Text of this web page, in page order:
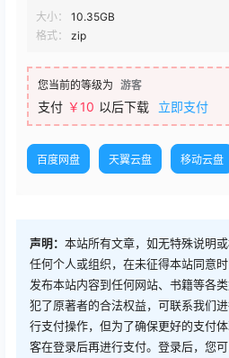
大小：
10.35GB
格式：
zip
您当前的等级为 游客
支付 ￥10 以后下载 立即支付
百度网盘 天翼云盘 移动云盘
声明： 本站所有文章，如无特殊说明
任何个人或组织，在未征得本站同意
发布本站内容到任何网站、书籍等各
犯了原著者的合法权益，可联系我们
行支付操作，但为了确保更好的支付
客在登录后再进行支付。登录后，您